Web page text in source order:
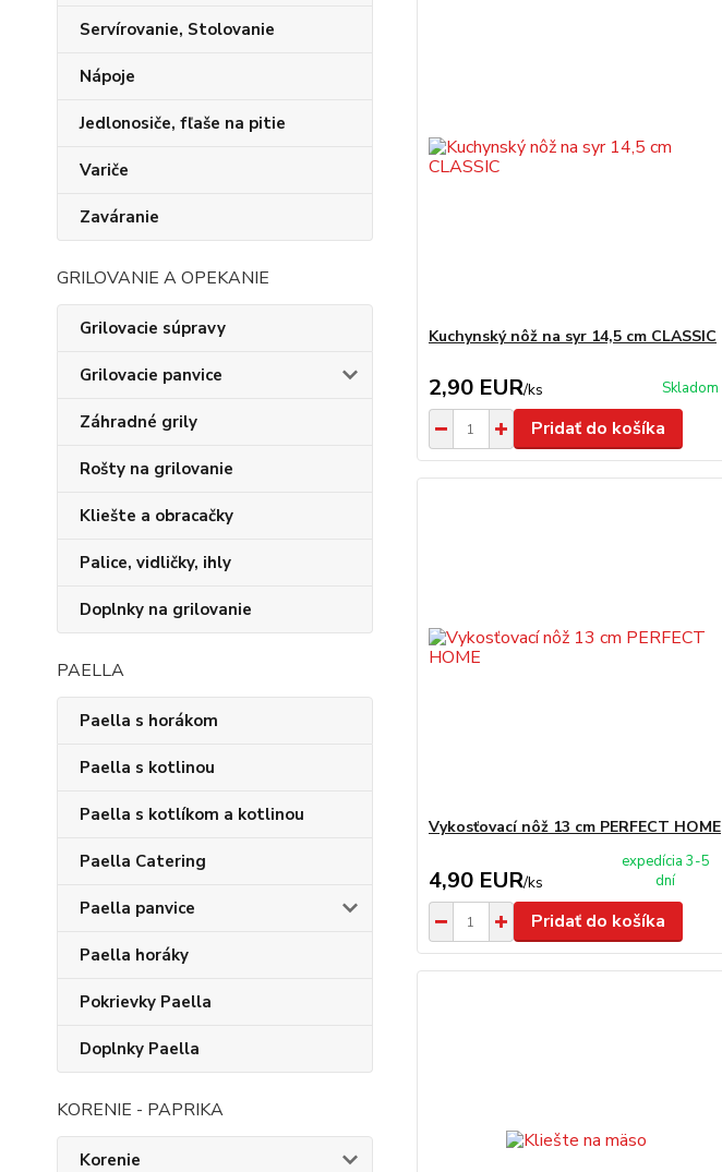
Servírovanie, Stolovanie
Nápoje
Jedlonosiče, fľaše na pitie
Variče
Zaváranie
GRILOVANIE A OPEKANIE
Grilovacie súpravy
Grilovacie panvice
Záhradné grily
Rošty na grilovanie
Kliešte a obracačky
Palice, vidličky, ihly
Doplnky na grilovanie
PAELLA
Paella s horákom
Paella s kotlinou
Paella s kotlíkom a kotlinou
Paella Catering
Paella panvice
Paella horáky
Pokrievky Paella
Doplnky Paella
KORENIE - PAPRIKA
Korenie
Kuchynský nôž na syr 14,5 cm CLASSIC
2,90 EUR/ks Skladom
Pridať do košíka
Vykosťovací nôž 13 cm PERFECT HOME
4,90 EUR/ks
expedícia 3-5
dní
Pridať do košíka